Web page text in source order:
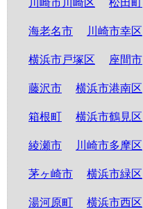
川崎市川崎区 松田町
海老名市 川崎市幸区
横浜市戸塚区 座間市
藤沢市 横浜市港南区
箱根町 横浜市鶴見区
綾瀬市 川崎市多摩区
茅ヶ崎市 横浜市緑区
湯河原町 横浜市西区